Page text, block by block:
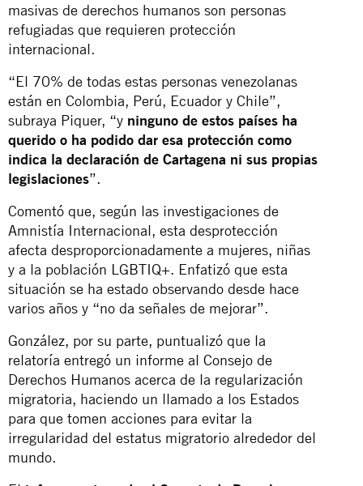
masivas de derechos humanos son personas
refugiadas que requieren protección
internacional.
“El 70% de todas estas personas venezolanas
están en Colombia, Perú, Ecuador y Chile”,
subraya Piquer, “y ninguno de estos países ha
querido o ha podido dar esa protección como
indica la declaración de Cartagena ni sus propias
legislaciones”.
Comentó que, según las investigaciones de
Amnistía Internacional, esta desprotección
afecta desproporcionadamente a mujeres, niñas
y a la población LGBTIQ+. Enfatizó que esta
situación se ha estado observando desde hace
varios años y “no da señales de mejorar”.
González, por su parte, puntualizó que la
relatoría entregó un informe al Consejo de
Derechos Humanos acerca de la regularización
migratoria, haciendo un llamado a los Estados
para que tomen acciones para evitar la
irregularidad del estatus migratorio alrededor del
mundo.